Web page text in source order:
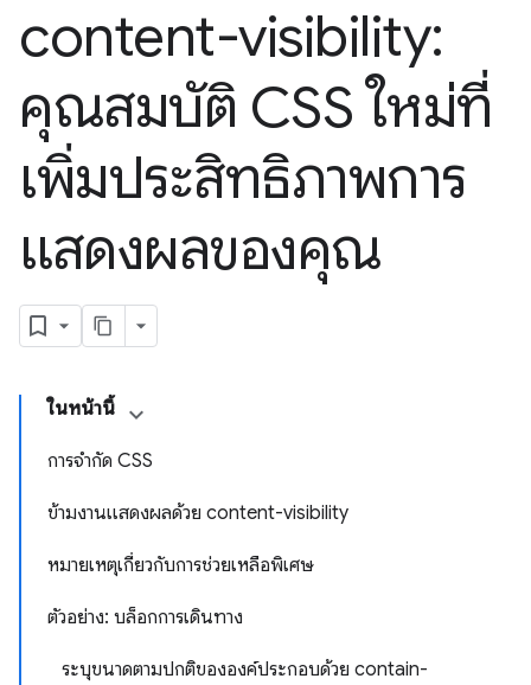
content-visibility:
คุณสมบัติ CSS ใหม่ที่
เพิ่มประสิทธิภาพการ
แสดงผลของคุณ
ในหน้านี้
การจำกัด CSS
ข้ามงานแสดงผลด้วย content-visibility
หมายเหตุเกี่ยวกับการช่วยเหลือพิเศษ
ตัวอย่าง: บล็อกการเดินทาง
ระบุขนาดตามปกติขององค์ประกอบด้วย contain-